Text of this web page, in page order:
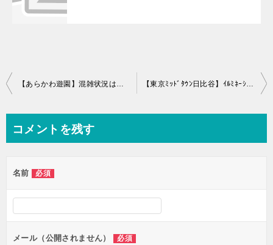
投
ビ
ー
シ
ョ
ン
【あらかわ遊園】混雑状況は？混雑回避のポイントを紹介！ 【東京ﾐｯﾄﾞﾀｳﾝ日比谷】ｲﾙﾐﾈｰｼｮﾝはいつまで？料金はいくらなのか徹底調査！
コメントを残す
名前 必須
メール（公開されません） 必須